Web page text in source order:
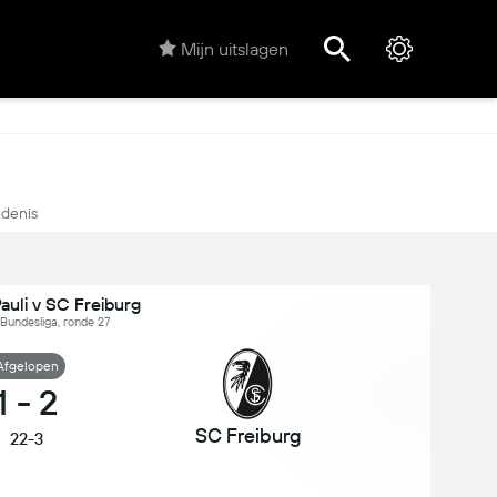
Mijn uitslagen
v SC Freiburg
ronde 27
- 2
22-3 SC Freiburg